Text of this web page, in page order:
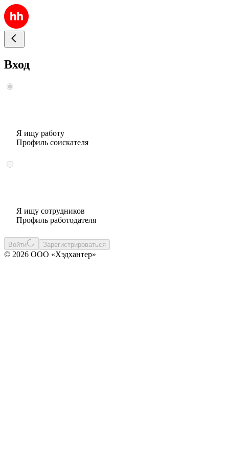
Вход
Я ищу работу
Профиль соискателя
Я ищу сотрудников
Профиль работодателя
Войти Зарегистрироваться
© 2026 ООО «Хэдхантер»